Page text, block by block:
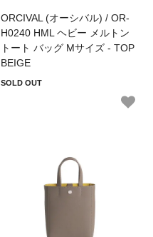
ORCIVAL (オーシバル) / OR-
H0240 HML ヘビー メルトン
トート バッグ Mサイズ - TOP
BEIGE
SOLD OUT